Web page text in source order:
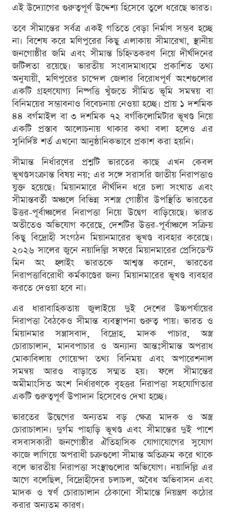
এই উদ্যোগের গুরুত্বপূর্ণ উদ্দেশ্য হিসেবে তুলে ধরেছে ভারত।
তবে সীমান্তের সর্বত্র একই গতিতে বেড়া নির্মাণ সম্ভব হচ্ছে
না। বিশেষ করে মণিপুরের কিছু এলাকায় সীমারেখা, স্থানীয়
জনগোষ্ঠীর জমি এবং সীমান্ত চিহ্নিতকরণ নিয়ে দীর্ঘদিনের
জটিলতা রয়েছে। ভারতীয় সংবাদমাধ্যমে প্রকাশিত তথ্য
অনুযায়ী, মণিপুরের চান্দেল জেলার বিরোধপূর্ণ অংশগুলোর
একটি গ্রহণযোগ্য নিষ্পত্তি খুঁজতে সীমিত ভূমি সমন্বয় বা
বিনিময়ের সম্ভাবনাও বিবেচনায় নেওয়া হচ্ছে। প্রায় ১ দশমিক
৪৪ বর্গমাইল বা ৩ দশমিক ৭২ বর্গকিলোমিটার ভূখণ্ড নিয়ে
একটি প্রস্তাব আলোচনায় থাকার কথা বলা হলেও এর
সুনির্দিষ্ট শর্ত এখনো আনুষ্ঠানিকভাবে প্রকাশ করা হয়নি।
সীমান্ত নির্ধারণের প্রশ্নটি ভারতের কাছে এখন কেবল
ভূখণ্ডসংক্রান্ত বিষয় নয়; এর সঙ্গে সরাসরি জাতীয় নিরাপত্তাও
যুক্ত হয়েছে। মিয়ানমারে দীর্ঘদিন ধরে চলা সংঘাত এবং
সীমান্তবর্তী অঞ্চলে বিভিন্ন সশস্ত্র গোষ্ঠীর উপস্থিতি ভারতের
উত্তর-পূর্বাঞ্চলের নিরাপত্তা নিয়ে উদ্বেগ বাড়িয়েছে। ভারত
অতীতেও অভিযোগ করেছে, দেশটির উত্তর-পূর্বাঞ্চলে সক্রিয়
কিছু বিদ্রোহী সংগঠন মিয়ানমারের ভূখণ্ড ব্যবহার করেছে।
২০২৬ সালের জুনে নয়াদিল্লি সফরে মিয়ানমারের প্রেসিডেন্ট
মিন অং হ্লাইং ভারতকে আশ্বস্ত করেন, ভারতের
নিরাপত্তাবিরোধী কর্মকাণ্ডের জন্য মিয়ানমারের ভূখণ্ড ব্যবহার
করতে দেওয়া হবে না।
এর ধারাবাহিকতায় জুলাইয়ে দুই দেশের উচ্চপর্যায়ের
নিরাপত্তা বৈঠকেও সীমান্ত ব্যবস্থাপনা গুরুত্ব পায়। ভারত ও
মিয়ানমার সন্ত্রাসবাদ, বিদ্রোহ, মাদক পাচার, অস্ত্র
চোরাচালান, মানবপাচার ও অন্যান্য আন্তঃসীমান্ত অপরাধ
মোকাবিলায় গোয়েন্দা তথ্য বিনিময় এবং অপারেশনাল
সমন্বয় আরও বাড়াতে সম্মত হয়। ফলে সীমান্তের
অমীমাংসিত অংশ নির্ধারণকে বৃহত্তর নিরাপত্তা সহযোগিতার
একটি গুরুত্বপূর্ণ উপাদান হিসেবেও দেখা হচ্ছে।
ভারতের উদ্বেগের অন্যতম বড় ক্ষেত্র মাদক ও অস্ত্র
চোরাচালান। দুর্গম পাহাড়ি ভূখণ্ড এবং সীমান্তের দুই পাশে
বসবাসকারী জনগোষ্ঠীর ঐতিহাসিক যোগাযোগের সুযোগ
কাজে লাগিয়ে অপরাধী চক্রগুলো সীমান্ত অতিক্রম করে থাকে
বলে ভারতীয় নিরাপত্তা সংস্থাগুলোর অভিযোগ। নয়াদিল্লি এর
আগে বলেছিল, বিদ্রোহীদের চলাচল, অবৈধ অভিবাসন এবং
মাদক ও স্বর্ণ চোরাচালান ঠেকানো সীমান্তে নিয়ন্ত্রণ কঠোর
করার অন্যতম কারণ।